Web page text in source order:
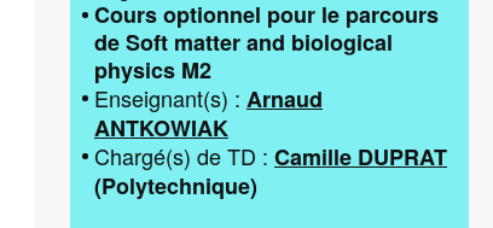
Cours optionnel pour le parcours
de Soft matter and biological
physics M2
Enseignant(s)
Arnaud
ANTKOWIAK
Chargé(s) de TD
Camille DUPRAT
(Polytechnique)